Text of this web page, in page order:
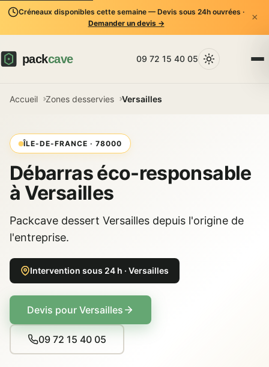
Créneaux disponibles cette semaine — Devis sous 24h ouvrées ·
Demander un devis →
×
09 72 15 40 05
Accueil Zones desservies Versailles
ÎLE-DE-FRANCE · 78000
Débarras éco-responsable
à Versailles
Packcave dessert Versailles depuis l'origine de
l'entreprise.
Intervention sous 24 h · Versailles
Devis pour Versailles
09 72 15 40 05